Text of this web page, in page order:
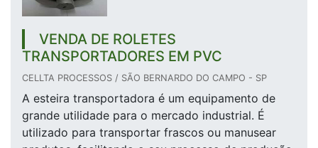
VENDA DE ROLETES
TRANSPORTADORES EM PVC
CELLTA PROCESSOS / SÃO BERNARDO DO CAMPO - SP
A esteira transportadora é um equipamento de
grande utilidade para o mercado industrial. É
utilizado para transportar frascos ou manusear